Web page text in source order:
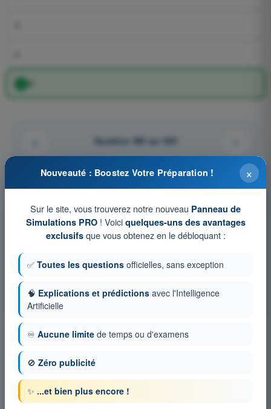
4.
Question 465 sur 539
Tests d'entraînement et examens blancs
chronométrés PPL(A) - Licence pilote privé avion
Simulation d'examen PPL(A) FR - Connaissances générales de
QCM d'Entraînement PPL(A) FR - Connaissances générales
Examen en PDF PPL(A) FR - Connaissances générales de
l’aéronef
×
Nouveauté : Boostez Votre Préparation !
Sur le site, vous trouverez notre nouveau Panneau de
Simulations PRO! Voici quelques-uns des avantages
exclusifsque vous obtenez en le débloquant :
✅ Toutes les questions officielles, sans exception
🧠 Explications et prédictions avec l'Intelligence
Artificielle
♾️ Aucune limite de temps ou d'examens
🚫 Zéro publicité
✨ ...et bien plus encore !